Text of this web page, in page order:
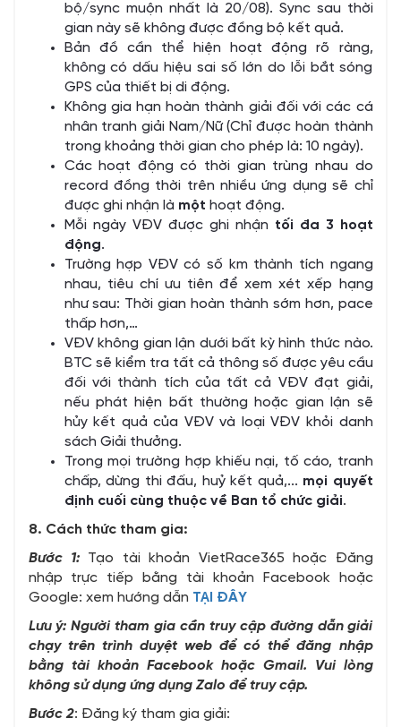
bộ/sync muộn nhất là 20/08). Sync sau thời
gian này sẽ không được đồng bộ kết quả.
Bản đồ cần thể hiện hoạt động rõ ràng,
không có dấu hiệu sai số lớn do lỗi bắt sóng
GPS của thiết bị di động.
Không gia hạn hoàn thành giải đối với các cá
nhân tranh giải Nam/Nữ (Chỉ được hoàn thành
trong khoảng thời gian cho phép là: 10 ngày).
Các hoạt động có thời gian trùng nhau do
record đồng thời trên nhiều ứng dụng sẽ chỉ
được ghi nhận là một hoạt động.
Mỗi ngày VĐV được ghi nhận tối đa 3 hoạt
động.
Trường hợp VĐV có số km thành tích ngang
nhau, tiêu chí ưu tiên để xem xét xếp hạng
như sau: Thời gian hoàn thành sớm hơn, pace
thấp hơn,…
VĐV không gian lận dưới bất kỳ hình thức nào.
BTC sẽ kiểm tra tất cả thông số được yêu cầu
đối với thành tích của tất cả VĐV đạt giải,
nếu phát hiện bất thường hoặc gian lận sẽ
hủy kết quả của VĐV và loại VĐV khỏi danh
sách Giải thưởng.
Trong mọi trường hợp khiếu nại, tố cáo, tranh
chấp, dừng thi đấu, huỷ kết quả,... mọi quyết
định cuối cùng thuộc về Ban tổ chức giải.
8. Cách thức tham gia:
Bước 1: Tạo tài khoản VietRace365 hoặc Đăng
nhập trực tiếp bằng tài khoản Facebook hoặc
Google: xem hướng dẫn TẠI ĐÂY
Lưu ý: Người tham gia cần truy cập đường dẫn giải
chạy trên trình duyệt web để có thể đăng nhập
bằng tài khoản Facebook hoặc Gmail. Vui lòng
không sử dụng ứng dụng Zalo để truy cập.
Bước 2: Đăng ký tham gia giải: